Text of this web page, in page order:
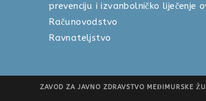
prevenciju i izvanbolničko
Ravnateljstvo
ZAVOD ZA JAVNO ZDRAVSTVO MEĐIMURSKE